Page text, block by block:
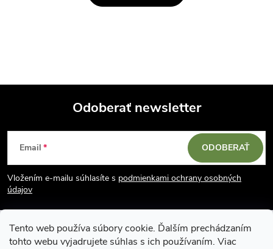
Tento web používa súbory cookie. Ďalším prechádzaním
tohto webu vyjadrujete súhlas s ich používaním. Viac
Z
á
p
ä
Odoberať newsletter
Email
Vložením e-mailu súhlasíte s podmienkami ochrany osobných
údajov
ODOBERAŤ